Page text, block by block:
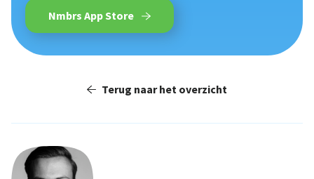
Nmbrs App Store
Terug naar het overzicht